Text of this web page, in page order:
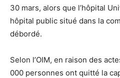
30 mars, alors que l’hôpital
hôpital public situé dans la
débordé.
Selon l’OIM, en raison des
000 personnes ont quitté la